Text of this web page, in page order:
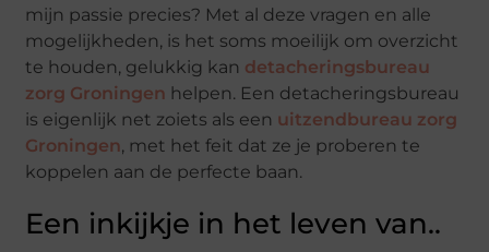
mijn passie precies? Met al deze vragen en alle
mogelijkheden, is het soms moeilijk om overzicht
te houden, gelukkig kan detacheringsbureau
zorg Groningen helpen. Een detacheringsbureau
is eigenlijk net zoiets als een uitzendbureau zorg
Groningen, met het feit dat ze je proberen te
koppelen aan de perfecte baan.
Een inkijkje in het leven van..